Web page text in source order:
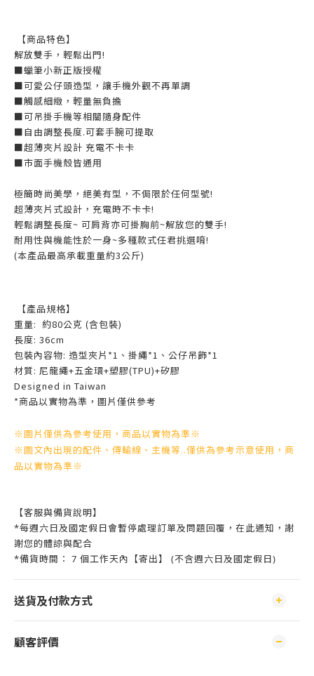
【商品特色】
解放雙手，輕鬆出門!
■蠟筆小新正版授權
■可愛公仔頭造型，讓手機外觀不再單調
■觸感細緻，輕量無負擔
■可吊掛手機等相關隨身配件
■自由調整長度.可套手腕可提取
■超薄夾片設計 充電不卡卡
■市面手機殼皆通用
極簡時尚美學，絕美有型，不侷限於任何型號!
超薄夾片式設計，充電時不卡卡!
輕鬆調整長度~ 可肩背亦可掛胸前~解放您的雙手!
耐用性與機能性於一身~多種款式任君挑選唷!
(本產品最高承載重量約3公斤)
【產品規格】
重量: 約80公克 (含包裝)
長度: 36cm
包裝內容物: 造型夾片*1、掛繩*1、公仔吊飾*1
材質: 尼龍繩+五金環+塑膠(TPU)+矽膠
Designed in Taiwan
*商品以實物為準，圖片僅供參考
※圖片僅供為參考使用，商品以實物為準※
※圖文內出現的配件、傳輸線、主機等..僅供為參考示意使用，商
品以實物為準※
【客服與備貨說明】
*每週六日及國定假日會暫停處理訂單及問題回覆，在此通知，謝
謝您的體諒與配合
*備貨時間： 7 個工作天內【寄出】 (不含週六日及國定假日)
送貨及付款方式
顧客評價